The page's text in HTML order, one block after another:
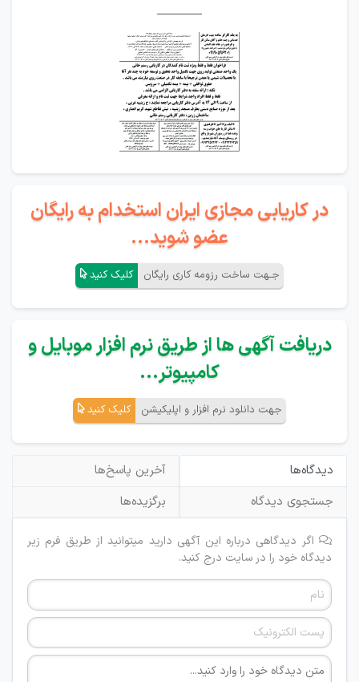
________
در کاریابی مجازی ایران استخدام به رایگان
عضو شوید...
جـهت ساخت رزومه کاری رایگان کلیک کنید
دریافت آگهی ها از طریق نرم افزار موبایل و
کامپیوتر...
جهت دانلود نرم افزار و اپلیکیشن کلیک کنید
دیدگاه‌ها
آخرین پاسخ‌ها
جستجوی دیدگاه
برگزیده‌ها
اگر دیدگاهی درباره این آگهی دارید میتوانید از طریق فرم زیر
دیدگاه خود را در سایت درج کنید.